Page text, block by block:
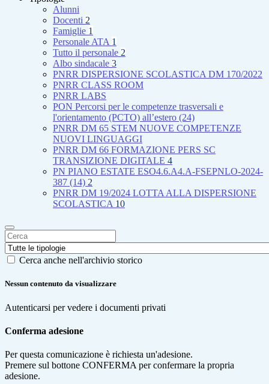
Alunni
Docenti 2
Famiglie 1
Personale ATA 1
Tutto il personale 2
Albo sindacale 3
PNRR DISPERSIONE SCOLASTICA DM 170/2022
PNRR CLASS ROOM
PNRR LABS
PON Percorsi per le competenze trasversali e
l'orientamento (PCTO) all’estero (24)
PNRR DM 65 STEM NUOVE COMPETENZE
NUOVI LINGUAGGI
PNRR DM 66 FORMAZIONE PERS SC
TRANSIZIONE DIGITALE 4
PN PIANO ESTATE ESO4.6.A4.A-FSEPNLO-2024-
387 (14) 2
PNRR DM 19/2024 LOTTA ALLA DISPERSIONE
SCOLASTICA 10
Cerca anche nell'archivio storico
Nessun contenuto da visualizzare
Autenticarsi per vedere i documenti privati
Conferma adesione
Per questa comunicazione è richiesta un'adesione.
Premere sul bottone CONFERMA per confermare la propria
adesione.